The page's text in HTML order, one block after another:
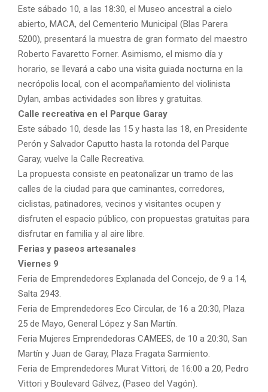
Este sábado 10, a las 18:30, el Museo ancestral a cielo
abierto, MACA, del Cementerio Municipal (Blas Parera
5200), presentará la muestra de gran formato del maestro
Roberto Favaretto Forner. Asimismo, el mismo día y
horario, se llevará a cabo una visita guiada nocturna en la
necrópolis local, con el acompañamiento del violinista
Dylan, ambas actividades son libres y gratuitas.
Calle recreativa en el Parque Garay
Este sábado 10, desde las 15 y hasta las 18, en Presidente
Perón y Salvador Caputto hasta la rotonda del Parque
Garay, vuelve la Calle Recreativa.
La propuesta consiste en peatonalizar un tramo de las
calles de la ciudad para que caminantes, corredores,
ciclistas, patinadores, vecinos y visitantes ocupen y
disfruten el espacio público, con propuestas gratuitas para
disfrutar en familia y al aire libre.
Ferias y paseos artesanales
Viernes 9
Feria de Emprendedores Explanada del Concejo, de 9 a 14,
Salta 2943.
Feria de Emprendedores Eco Circular, de 16 a 20:30, Plaza
25 de Mayo, General López y San Martín.
Feria Mujeres Emprendedoras CAMEES, de 10 a 20:30, San
Martín y Juan de Garay, Plaza Fragata Sarmiento.
Feria de Emprendedores Murat Vittori, de 16:00 a 20, Pedro
Vittori y Boulevard Gálvez, (Paseo del Vagón).